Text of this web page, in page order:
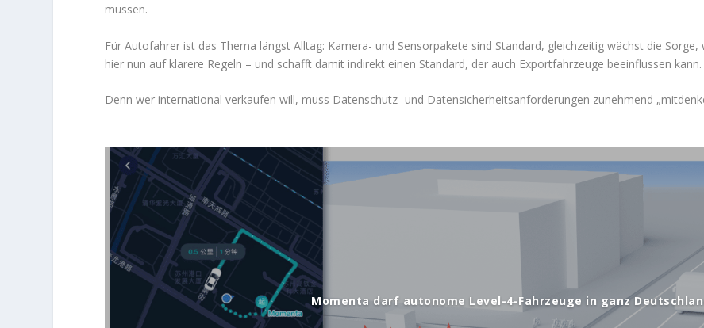
müssen.
Für Autofahrer ist das Thema längst Alltag: Kamera- und Sensorpakete sind Standard, gleichzeitig wächst die
hier nun auf klarere Regeln – und schafft damit indirekt einen Standard, der auch Exportfahrzeuge beeinflussen kann.
Denn wer international verkaufen will, muss Datenschutz- und Datensicherheitsanforderungen zunehmend
Momenta darf autonome Level-4-Fahrzeuge in ganz